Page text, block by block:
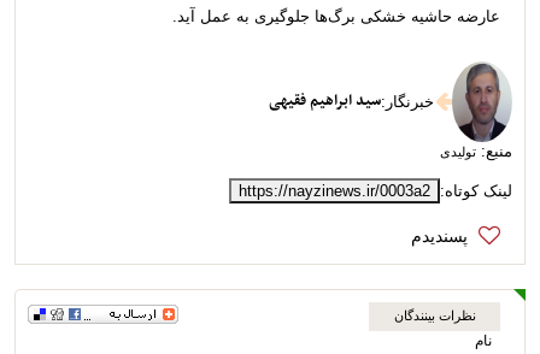
عارضه حاشیه خشکی برگ‌ها جلوگیری به عمل آید.
خبرنگار :سید ابراهیم فقیهی
منبع: تولیدی
لینک کوتاه: https://nayzinews.ir/0003a2
نظرات بینندگان
نام